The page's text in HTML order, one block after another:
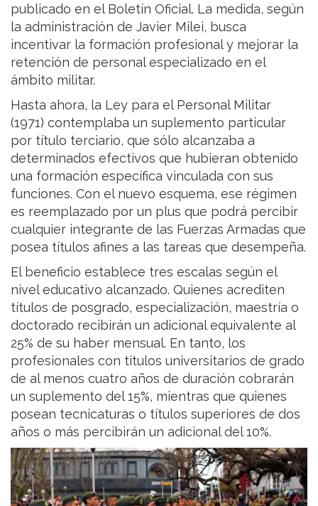
publicado en el Boletín Oficial. La medida, según
la administración de Javier Milei, busca
incentivar la formación profesional y mejorar la
retención de personal especializado en el
ámbito militar.
Hasta ahora, la Ley para el Personal Militar
(1971) contemplaba un suplemento particular
por título terciario, que sólo alcanzaba a
determinados efectivos que hubieran obtenido
una formación específica vinculada con sus
funciones. Con el nuevo esquema, ese régimen
es reemplazado por un plus que podrá percibir
cualquier integrante de las Fuerzas Armadas que
posea títulos afines a las tareas que desempeña.
El beneficio establece tres escalas según el
nivel educativo alcanzado. Quienes acrediten
títulos de posgrado, especialización, maestría o
doctorado recibirán un adicional equivalente al
25% de su haber mensual. En tanto, los
profesionales con títulos universitarios de grado
de al menos cuatro años de duración cobrarán
un suplemento del 15%, mientras que quienes
posean tecnicaturas o títulos superiores de dos
años o más percibirán un adicional del 10%.